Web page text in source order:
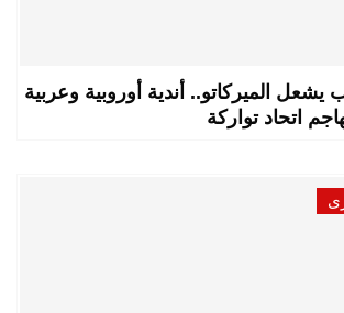
يشعل الميركاتو.. أندية أوروبية وعربية
اتحاد تواركة